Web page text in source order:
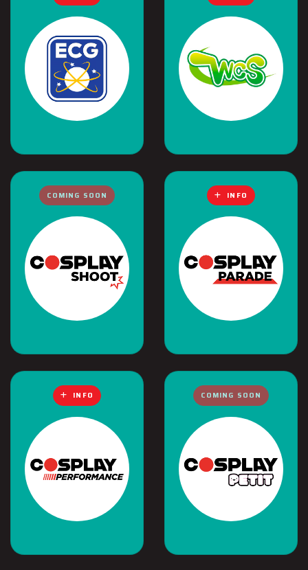
COMING SOON INFO
INFO COMING SOON